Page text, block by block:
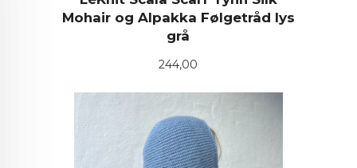
Mohair og Alpakka Følgetråd lys
grå
Pris
244,00